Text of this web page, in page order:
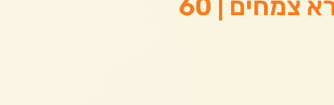
פטריות עוצמה | ברא צמחים | 60